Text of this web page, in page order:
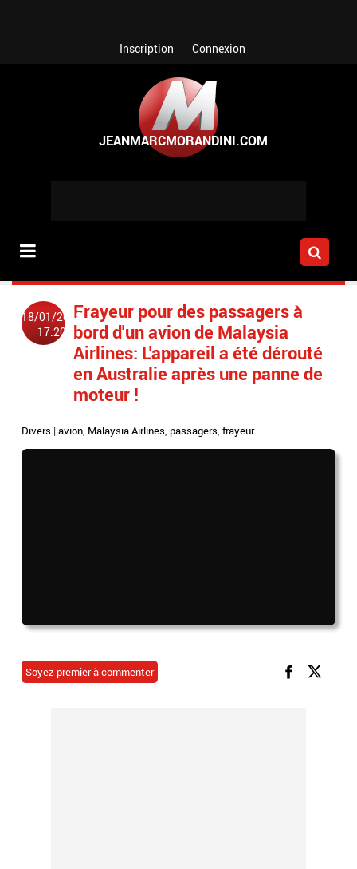
Inscription Connexion
18/01/2018
17:20
Frayeur pour des passagers à
bord d'un avion de Malaysia
Airlines: L'appareil a été dérouté
en Australie après une panne de
moteur !
Divers |avion, Malaysia Airlines,passagers,frayeur
Soyez premier à commenter